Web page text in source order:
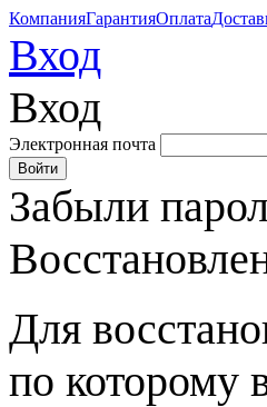
КомпанияГарантияОплата
Вход
Вход
Электронная почта
Забыли
Для
по которому